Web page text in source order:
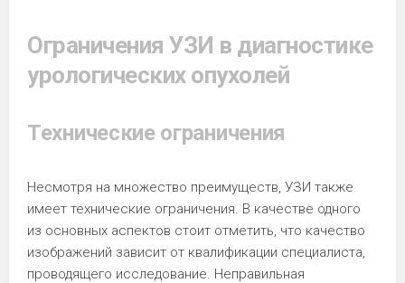
Ограничения УЗИ в диагностике
урологических опухолей
Технические ограничения
Несмотря на множество преимуществ, УЗИ также
имеет технические ограничения. В качестве одного
из основных аспектов стоит отметить, что качество
изображений зависит от квалификации специалиста,
проводящего исследование. Неправильная